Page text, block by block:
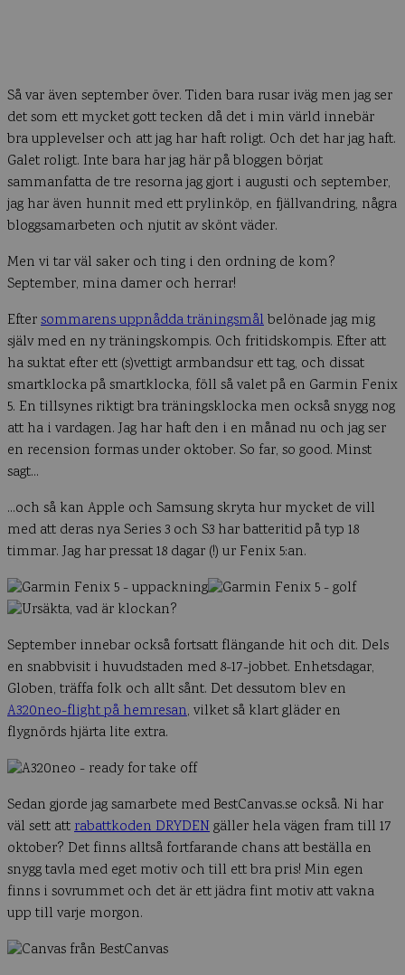
Så var även september över. Tiden bara rusar iväg men jag ser
det som ett mycket gott tecken då det i min värld innebär
bra upplevelser och att jag har haft roligt. Och det har jag haft.
Galet roligt. Inte bara har jag här på bloggen börjat
sammanfatta de tre resorna jag gjort i augusti och september,
jag har även hunnit med ett prylinköp, en fjällvandring, några
bloggsamarbeten och njutit av skönt väder.
Men vi tar väl saker och ting i den ordning de kom?
September, mina damer och herrar!
Eftersommarens uppnådda träningsmålbelönade jag mig
själv med en ny träningskompis. Och fritidskompis. Efter att
ha suktat efter ett (s)vettigt armbandsur ett tag, och dissat
smartklocka på smartklocka, föll så valet på en Garmin Fenix
5. En tillsynes riktigt bra träningsklocka men också snygg nog
att ha i vardagen. Jag har haft den i en månad nu och jag ser
en recension formas under oktober. So far, so good. Minst
sagt…
…och så kan Apple och Samsung skryta hur mycket de vill
med att deras nya Series 3 och S3 har batteritid på typ 18
timmar. Jag har pressat 18 dagar (!) ur Fenix 5:an.
September innebar också fortsatt flängande hit och dit. Dels
en snabbvisit i huvudstaden med 8-17-jobbet. Enhetsdagar,
Globen, träffa folk och allt sånt. Det dessutom blev en
A320neo-flight på hemresan, vilket så klart gläder en
flygnörds hjärta lite extra.
Sedan gjorde jag samarbete med BestCanvas.se också. Ni har
väl sett attrabattkoden DRYDENgäller hela vägen fram till 17
oktober? Det finns alltså fortfarande chans att beställa en
snygg tavla med eget motiv och till ett bra pris! Min egen
finns i sovrummet och det är ett jädra fint motiv att vakna
upp till varje morgon.